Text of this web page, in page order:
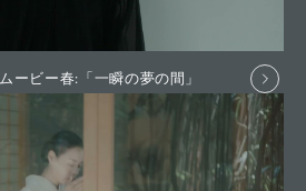
ービー春:「一瞬の夢の間」